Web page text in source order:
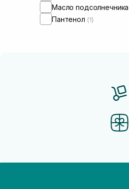
Масло подсолнечника
Пантенол (1)